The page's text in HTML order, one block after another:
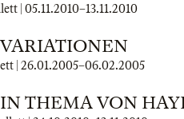
| 05.11.2010–13.11.2010
| 26.01.2005–06.02.2005
THEMA VON